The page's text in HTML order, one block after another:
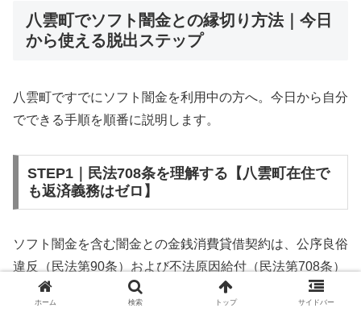
八雲町でソフト闇金との縁切り方法｜今日
から使える脱出ステップ
八雲町ですでにソフト闇金を利用中の方へ。今日から自分
でできる手順を順番に説明します。
STEP1｜民法708条を理解する【八雲町在住で
も返済義務はゼロ】
ソフト闇金を含む闇金との金銭消費貸借契約は、公序良俗
違反（民法第90条）および不法原因給付（民法第708条）
に該当するため、法的には無効です。八雲町在住であって
ホーム 検索 トップ サイドバー